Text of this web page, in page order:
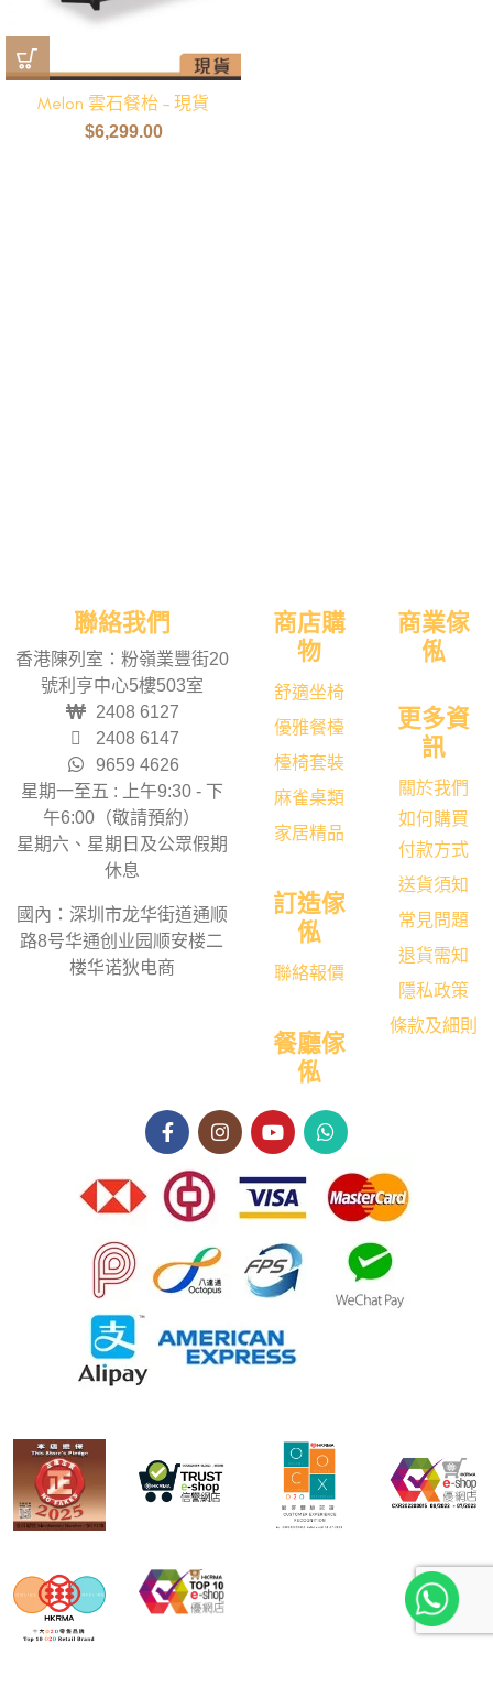
Melon 雲石餐枱 – 現貨
$6,299.00
聯絡我們
香港陳列室：粉嶺業豐街20
號利亨中心5樓503室
2408 6127
2408 6147
9659 4626
星期一至五 : 上午9:30 - 下
午6:00（敬請預約）
星期六、星期日及公眾假期
休息
國內：深圳市龙华街道通顺
路8号华通创业园顺安楼二
楼华诺狄电商
商店購
物
舒適坐椅
優雅餐檯
檯椅套裝
麻雀桌類
家居精品
訂造傢
俬
聯絡報價
餐廳傢
俬
商業傢
俬
更多資
訊
關於我們
如何購買
付款方式
送貨須知
常見問題
退貨需知
隱私政策
條款及細則